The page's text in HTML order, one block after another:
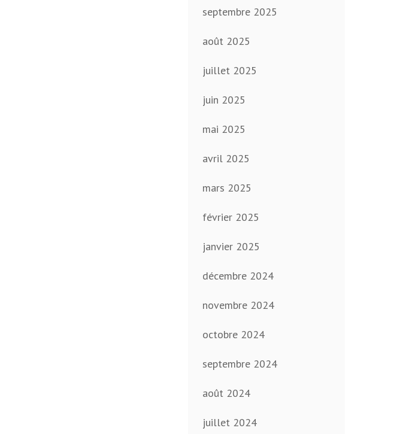
septembre 2025
août 2025
juillet 2025
juin 2025
mai 2025
avril 2025
mars 2025
février 2025
janvier 2025
décembre 2024
novembre 2024
octobre 2024
septembre 2024
août 2024
juillet 2024